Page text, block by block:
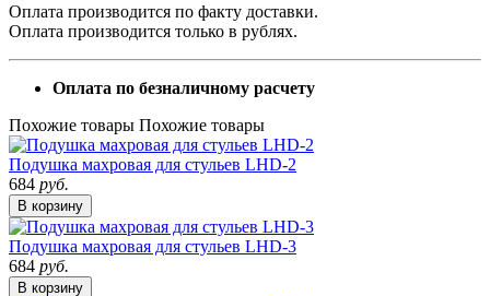
Оплата производится по факту доставки.
Оплата производится только в рублях.
Оплата по безналичному расчету
Похожие товары Похожие товары
Подушка махровая для стульев LHD-2
684 руб.
В корзину
Подушка махровая для стульев LHD-3
684 руб.
В корзину